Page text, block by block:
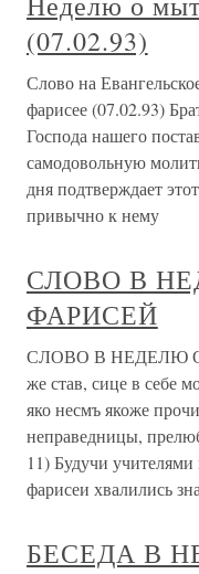
(07.02.93)
Слово на
фарисее (07.02.93)
Господа нашего
самодовольную
дня подтверждает
привычно к нему
СЛОВО В
ФАРИСЕЙ
СЛОВО В НЕДЕЛЮ
же став, сице в себе
яко несмъ якоже
неправедницы,
11) Будучи
фарисеи хвалились
БЕСЕДА В